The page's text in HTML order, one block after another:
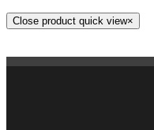
Close product quick view×